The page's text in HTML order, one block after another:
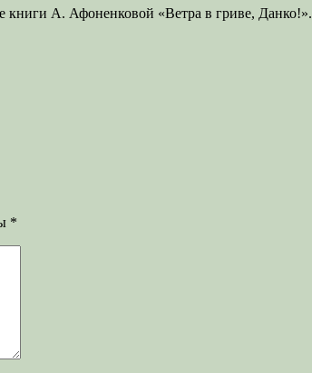
книги А. Афоненковой «Ветра в гриве, Данко!».
*